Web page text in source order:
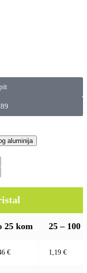
aluminija
25 kom 25 – 100
€ 1,19 €